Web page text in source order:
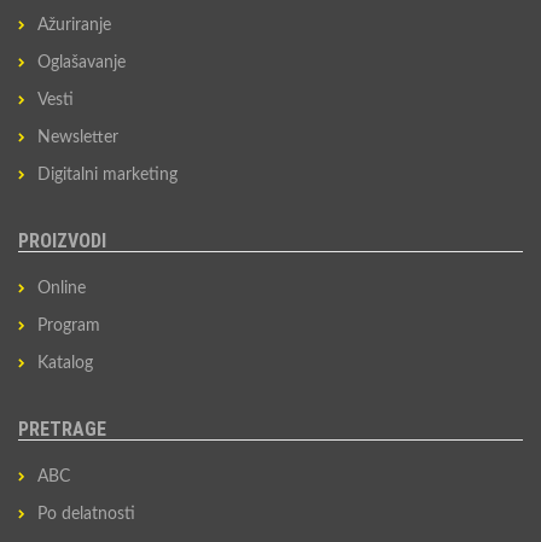
Ažuriranje
Oglašavanje
Vesti
Newsletter
Digitalni marketing
PROIZVODI
Online
Program
Katalog
PRETRAGE
ABC
Po delatnosti